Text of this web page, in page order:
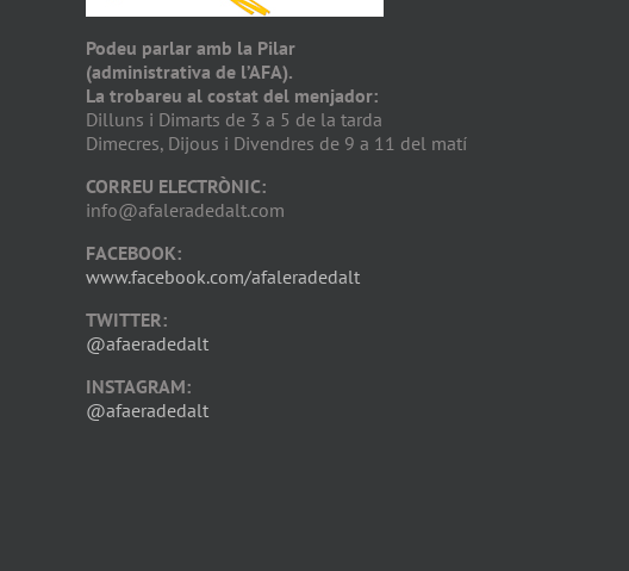
Podeu parlar amb la Pilar
(administrativa de l’AFA).
La trobareu al costat del menjador:
Dilluns i Dimarts de 3 a 5 de la tarda
Dimecres, Dijous i Divendres de 9 a 11 del matí
CORREU ELECTRÒNIC:
info@afaleradedalt.com
FACEBOOK:
www.facebook.com/afaleradedalt
TWITTER:
@afaeradedalt
INSTAGRAM:
@afaeradedalt